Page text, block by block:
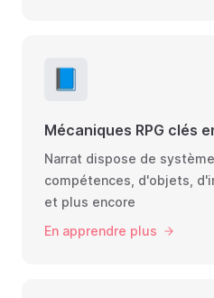
📘
Mécaniques RPG clés
Narrat dispose de
compétences, d'objets,
et plus encore
En apprendre plus